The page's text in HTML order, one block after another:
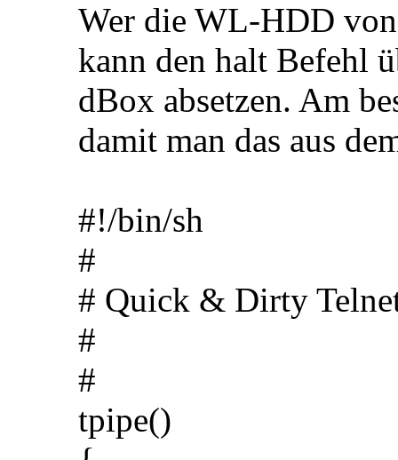
Wer die WL-HDD
kann den halt Befehl
dBox absetzen. Am
damit man das aus
#!/bin/sh
#
# Quick & Dirty
#
#
tpipe()